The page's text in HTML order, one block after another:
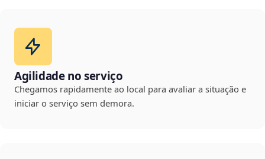
Agilidade no serviço
Chegamos rapidamente ao local para avaliar a situação e
iniciar o serviço sem demora.